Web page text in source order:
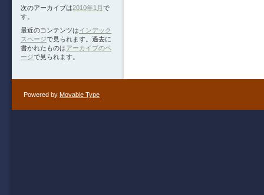
次のアーカイブは2010年1月で
す。
最近のコンテンツはインデック
スページで見られます。過去に
書かれたものはアーカイブのペ
ージで見られます。
Powered by Movable Type